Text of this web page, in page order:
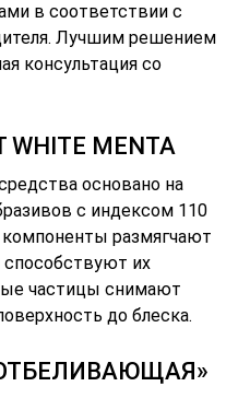
в соответствии с
Лучшим решением
консультация со
WHITE MENTA
основано на
с индексом 110
размягчают
их
частицы снимают
до блеска.